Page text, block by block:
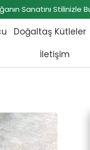
Sanatını Stilinizle
Doğaltaş Kütleler
İletişim